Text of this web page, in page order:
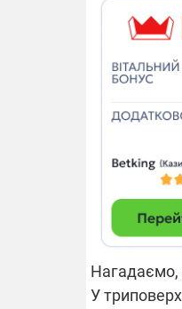
Нагадаємо,
У